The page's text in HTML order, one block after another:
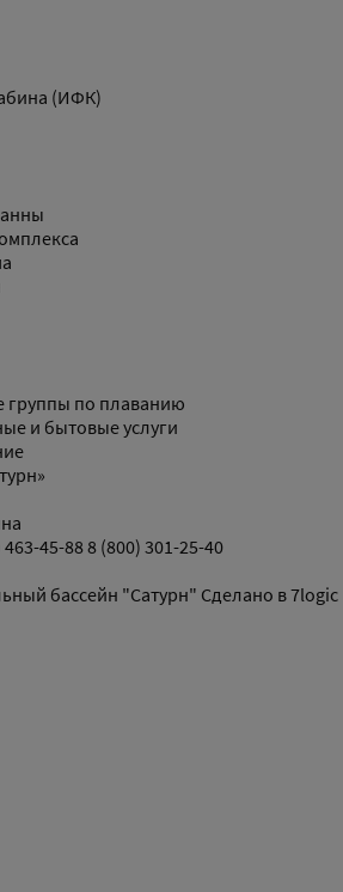
(ИФК)
группы по плаванию
и бытовые услуги
463-45-888 (800) 301-25-40
бассейн "Сатурн" Сделано в7logic